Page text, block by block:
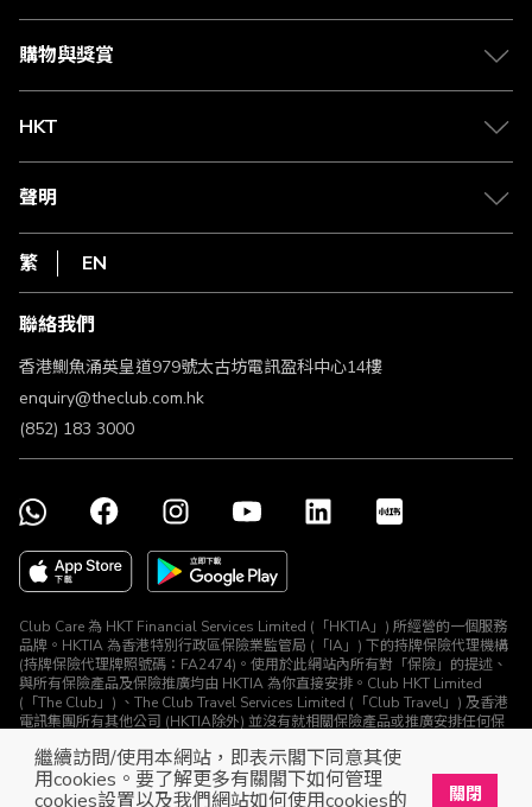
繼續訪問/使用本網站，即表示閣下同意其使
用cookies。要了解更多有關閣下如何管理
cookies設置以及我們網站如何使用cookies的
關閉
媒體中心
會籍及專屬禮遇
賺取積分
購物與獎賞
物流與配送
Club Shopping 商品領取站
常見問題
HKT
csl.
1010
HKT
聲明
私隱聲明
使用條款
條款及細則
不歧視及不騷擾聲明
認可牌照及通告
繁 EN
聯絡我們
香港鰂魚涌英皇道979號太古坊電訊盈科中心14樓
enquiry@theclub.com.hk
(852) 183 3000
Club Care 為 HKT Financial Services Limited (「HKTIA」) 所經營的一個服務
品牌。HKTIA 為香港特別行政區保險業監管局 (「IA」) 下的持牌保險代理機構
(持牌保險代理牌照號碼：FA2474)。使用於此網站內所有對「保險」的提述、
與所有保險產品及保險推廣均由 HKTIA 為你直接安排。Club HKT Limited
(「The Club」) 、The Club Travel Services Limited (「Club Travel」) 及香港
電訊集團所有其他公司 (HKTIA除外) 並沒有就相關保險產品或推廣安排任何保
© The Club 2026. 保留所有權利
立即下載The Club手機app